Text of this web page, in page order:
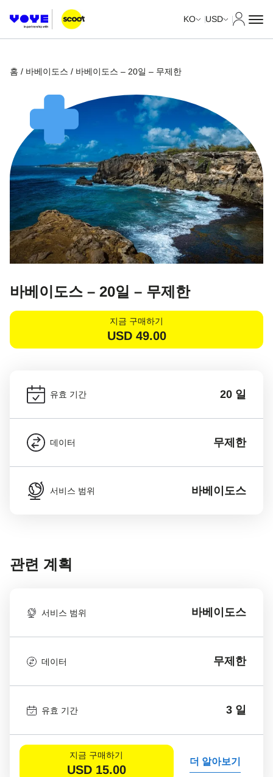
KO USD
홈 / 바베이도스 / 바베이도스 – 20일 – 무제한
바베이도스 – 20일 – 무제한
지금 구매하기
USD 49.00
유효 기간 20 일
데이터 무제한
서비스 범위 바베이도스
관련 계획
서비스 범위 바베이도스
데이터 무제한
유효 기간 3 일
지금 구매하기
USD 15.00
더 알아보기